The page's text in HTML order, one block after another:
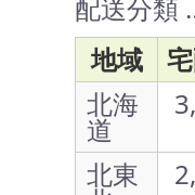
配送分類
地域
北海
道
北東